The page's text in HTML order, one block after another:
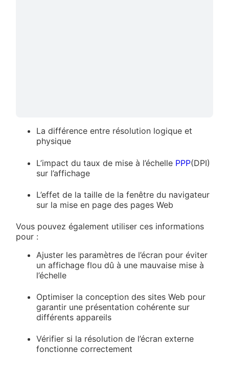
La différence entre résolution logique et
physique
L’impact du taux de mise à l’échelle PPP(DPI)
sur l’affichage
L’effet de la taille de la fenêtre du navigateur
sur la mise en page des pages Web
Vous pouvez également utiliser ces informations
pour :
Ajuster les paramètres de l’écran pour éviter
un affichage flou dû à une mauvaise mise à
l’échelle
Optimiser la conception des sites Web pour
garantir une présentation cohérente sur
différents appareils
Vérifier si la résolution de l’écran externe
fonctionne correctement